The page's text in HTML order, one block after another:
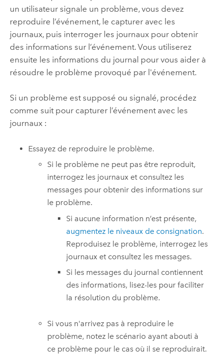
un utilisateur signale un problème, vous devez
reproduire l’événement, le capturer avec les
journaux, puis interroger les journaux pour obtenir
des informations sur l’événement. Vous utiliserez
ensuite les informations du journal pour vous aider à
résoudre le problème provoqué par l'événement.
Si un problème est supposé ou signalé, procédez
comme suit pour capturer l’événement avec les
journaux :
Essayez de reproduire le problème.
Si le problème ne peut pas être reproduit,
interrogez les journaux et consultez les
messages pour obtenir des informations sur
le problème.
Si aucune information n’est présente,
augmentez le niveaux de consignation.
Reproduisez le problème, interrogez les
journaux et consultez les messages.
Si les messages du journal contiennent
des informations, lisez-les pour faciliter
la résolution du problème.
Si vous n'arrivez pas à reproduire le
problème, notez le scénario ayant abouti à
ce problème pour le cas où il se reproduirait.